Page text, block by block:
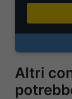
Altri